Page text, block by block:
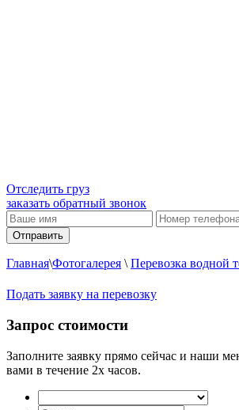
Отследить груз
заказать обратный звонок
Главная\Фотогалерея \ Перевозка водной
Подать заявку на перевозку
Запрос стоимости
Заполните заявку прямо сейчас и наши
вами в течение 2х часов.